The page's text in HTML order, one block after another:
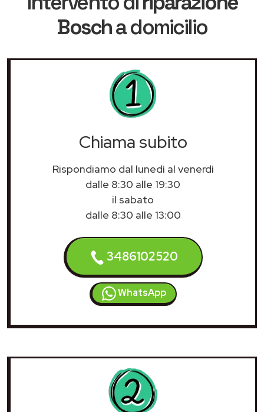
Boscha domicilio
Chiama subito
Rispondiamo dal lunedì al venerdì
dalle 8:30 alle 19:30
il sabato
dalle 8:30 alle 13:00
3486102520
WhatsApp